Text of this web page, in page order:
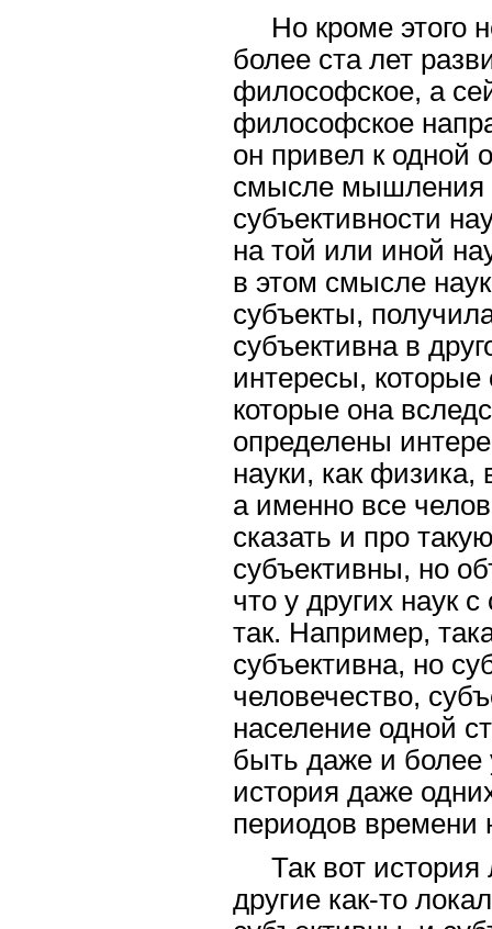
Но кроме этого
более ста лет
философское, а
философское
он привел к одной
смысле мышления
субъективности
на той или иной
в этом смысле
субъекты,
субъективна в
интересы, которые
которые она
определены
науки, как
а именно все
сказать и про
субъективны, но
что у других наук
так. Например,
субъективна, но
человечество,
население одной
быть даже и более
история даже
периодов времени
Так вот
другие как-то